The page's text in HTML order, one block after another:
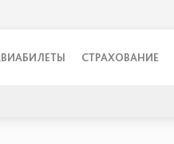
СТРАХОВАНИЕ